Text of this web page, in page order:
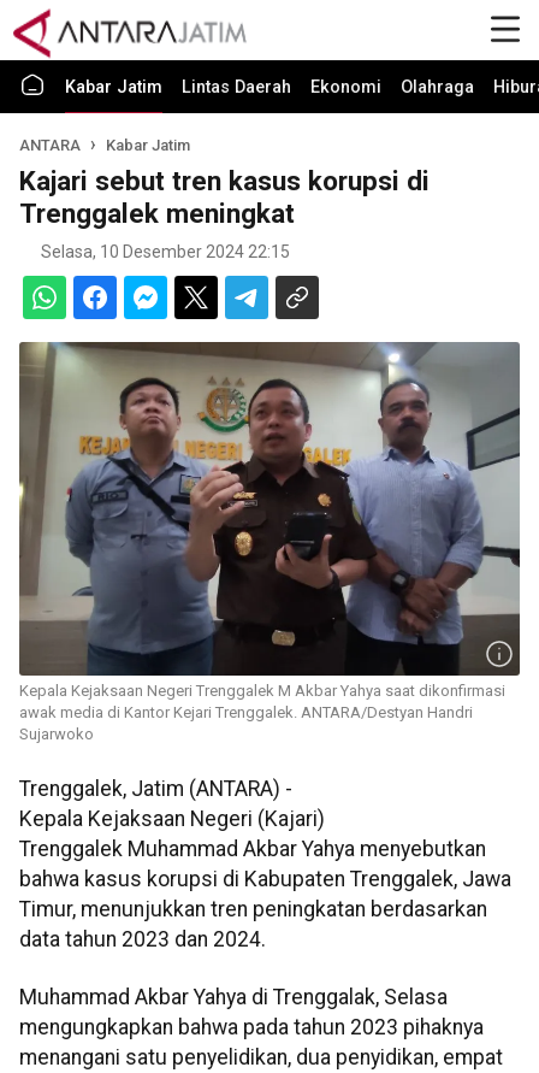
Kabar Jatim Lintas Daerah Ekonomi Olahraga
ANTARA Kabar Jatim
Kajari sebut tren kasus korupsi di
Trenggalek meningkat
Selasa, 10 Desember 2024 22:15
Kepala Kejaksaan Negeri Trenggalek M Akbar Yahya saat dikonfirmasi
awak media di Kantor Kejari Trenggalek. ANTARA/Destyan Handri
Sujarwoko
Trenggalek, Jatim (ANTARA) -
Kepala Kejaksaan Negeri (Kajari)
Trenggalek Muhammad Akbar Yahya menyebutkan
bahwa kasus korupsi di Kabupaten Trenggalek, Jawa
Timur, menunjukkan tren peningkatan berdasarkan
data tahun 2023 dan 2024.
Muhammad Akbar Yahya di Trenggalak, Selasa
mengungkapkan bahwa pada tahun 2023 pihaknya
menangani satu penyelidikan, dua penyidikan, empat